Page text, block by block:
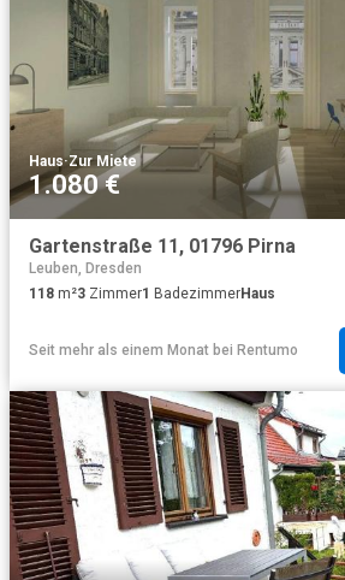
Haus·Zur Miete
1.080 €
Gartenstraße 11, 01796 Pirna
Leuben, Dresden
118 m²3 Zimmer1 BadezimmerHaus
Seit mehr als einem Monat bei Rentumo